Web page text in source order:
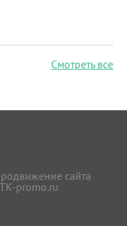
Смотреть все
сайта
promo.ru